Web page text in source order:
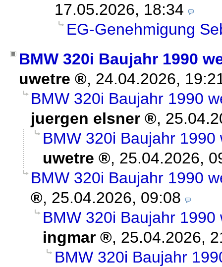
17.05.2026, 18:34
EG-Genehmigung
BMW 320i Baujahr 1990
uwetre
, 24.04.2026,
BMW 320i Baujahr 1990
juergen elsner
,
BMW 320i Baujahr
uwetre
, 25.04.2026,
BMW 320i Baujahr 1990
, 25.04.2026, 09:08
BMW 320i Baujahr
ingmar
, 25.04.2026,
BMW 320i Baujahr